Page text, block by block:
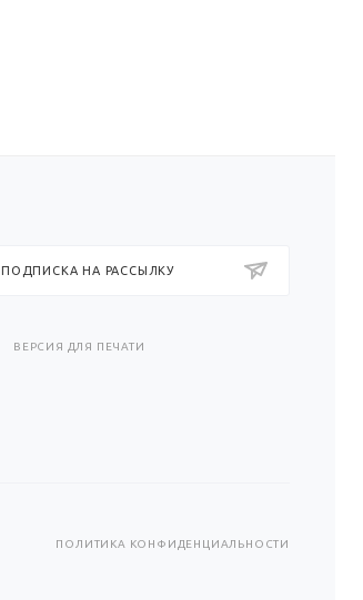
ПОДПИСКА НА РАССЫЛКУ
ВЕРСИЯ ДЛЯ ПЕЧАТИ
ПОЛИТИКА КОНФИДЕНЦИАЛЬНОСТИ